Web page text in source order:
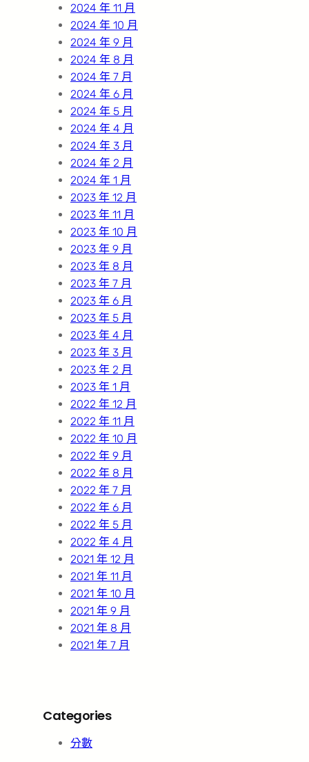
2024 年 11 月
2024 年 10 月
2024 年 9 月
2024 年 8 月
2024 年 7 月
2024 年 6 月
2024 年 5 月
2024 年 4 月
2024 年 3 月
2024 年 2 月
2024 年 1 月
2023 年 12 月
2023 年 11 月
2023 年 10 月
2023 年 9 月
2023 年 8 月
2023 年 7 月
2023 年 6 月
2023 年 5 月
2023 年 4 月
2023 年 3 月
2023 年 2 月
2023 年 1 月
2022 年 12 月
2022 年 11 月
2022 年 10 月
2022 年 9 月
2022 年 8 月
2022 年 7 月
2022 年 6 月
2022 年 5 月
2022 年 4 月
2021 年 12 月
2021 年 11 月
2021 年 10 月
2021 年 9 月
2021 年 8 月
2021 年 7 月
Categories
分數